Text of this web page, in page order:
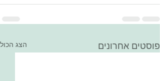
פוסטים אחרונים הצג הכול